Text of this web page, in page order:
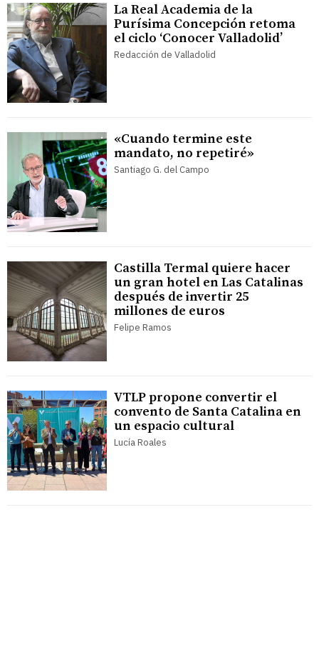
La Real Academia de la
Purísima Concepción retoma
el ciclo ‘Conocer Valladolid’
Redacción de Valladolid
«Cuando termine este
mandato, no repetiré»
Santiago G. del Campo
Castilla Termal quiere hacer
un gran hotel en Las Catalinas
después de invertir 25
millones de euros
Felipe Ramos
VTLP propone convertir el
convento de Santa Catalina en
un espacio cultural
Lucía Roales